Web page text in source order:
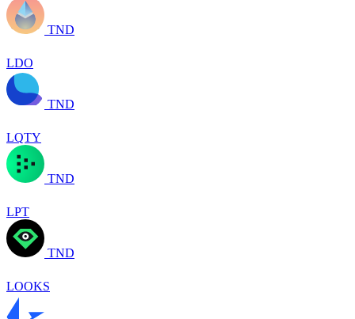
TND
LDO
TND
LQTY
TND
LPT
TND
LOOKS